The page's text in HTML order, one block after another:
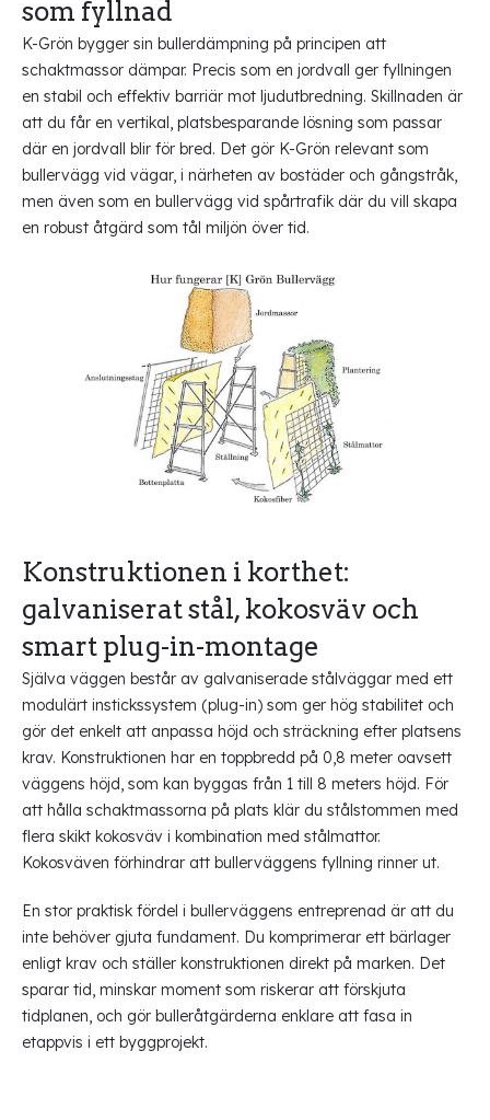
som fyllnad
K-Grön bygger sin bullerdämpning på principen att
schaktmassor dämpar. Precis som en jordvall ger fyllningen
en stabil och effektiv barriär mot ljudutbredning. Skillnaden är
att du får en vertikal, platsbesparande lösning som passar
där en jordvall blir för bred. Det gör K-Grön relevant som
bullervägg vid vägar, i närheten av bostäder och gångstråk,
men även som en bullervägg vid spårtrafik där du vill skapa
en robust åtgärd som tål miljön över tid.
Konstruktionen i korthet:
galvaniserat stål, kokosväv och
smart plug-in-montage
Själva väggen består av galvaniserade stålväggar med ett
modulärt instickssystem (plug-in) som ger hög stabilitet och
gör det enkelt att anpassa höjd och sträckning efter platsens
krav. Konstruktionen har en toppbredd på 0,8 meter oavsett
väggens höjd, som kan byggas från 1 till 8 meters höjd. För
att hålla schaktmassorna på plats klär du stålstommen med
flera skikt kokosväv i kombination med stålmattor.
Kokosväven förhindrar att bullerväggens fyllning rinner ut.
En stor praktisk fördel i bullerväggens entreprenad är att du
inte behöver gjuta fundament. Du komprimerar ett bärlager
enligt krav och ställer konstruktionen direkt på marken. Det
sparar tid, minskar moment som riskerar att förskjuta
tidplanen, och gör bulleråtgärderna enklare att fasa in
etappvis i ett byggprojekt.